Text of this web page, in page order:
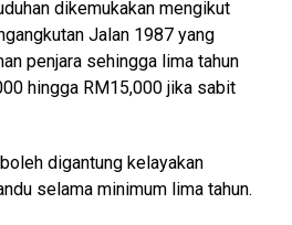
dikemukakan mengikut
Jalan 1987 yang
penjara sehingga lima tahun
hingga RM15,000 jika sabit
digantung kelayakan
selama minimum lima tahun.